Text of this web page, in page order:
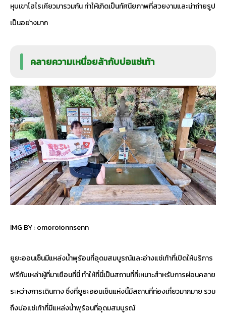
หุบเขาโฮไรเคียวมารวมกัน ทำให้เกิดเป็นทัศนียภาพที่สวยงามและน่าถ่ายรูป
เป็นอย่างมาก
คลายความเหนื่อยล้ากับบ่อแช่เท้า
IMG BY :omoroionnsenn
ยูยะออนเซ็นมีแหล่งน้ำพุร้อนที่อุดมสมบูรณ์และอ่างแช่เท้าที่เปิดให้บริการ
ฟรีกับเหล่าผู้ที่มาเยือนที่นี่ ทำให้ที่นี่เป็นสถานที่ที่เหมาะสำหรับการผ่อนคลาย
ระหว่างการเดินทาง ซึ่งที่ยูยะออนเซ็นแห่งนี้มีสถานที่ท่องเที่ยวมากมาย รวม
ถึงบ่อแช่เท้าที่มีแหล่งน้ำพุร้อนที่อุดมสมบูรณ์